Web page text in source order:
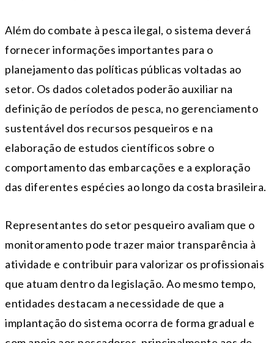
Além do combate à pesca ilegal, o sistema deverá
fornecer informações importantes para o
planejamento das políticas públicas voltadas ao
setor. Os dados coletados poderão auxiliar na
definição de períodos de pesca, no gerenciamento
sustentável dos recursos pesqueiros e na
elaboração de estudos científicos sobre o
comportamento das embarcações e a exploração
das diferentes espécies ao longo da costa brasileira.
Representantes do setor pesqueiro avaliam que o
monitoramento pode trazer maior transparência à
atividade e contribuir para valorizar os profissionais
que atuam dentro da legislação. Ao mesmo tempo,
entidades destacam a necessidade de que a
implantação do sistema ocorra de forma gradual e